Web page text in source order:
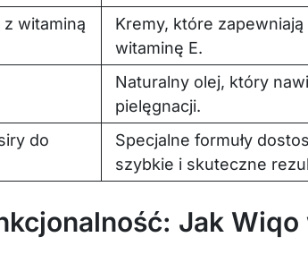
witaminą
Kremy, które
witaminę E.
Naturalny olej, który
pielęgnacji.
do
Specjalne formuły
szybkie i skuteczne
Jak Wiqo